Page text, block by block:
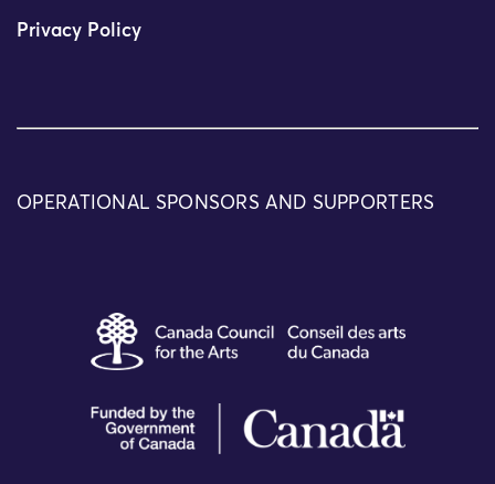
Privacy Policy
OPERATIONAL SPONSORS AND SUPPORTERS